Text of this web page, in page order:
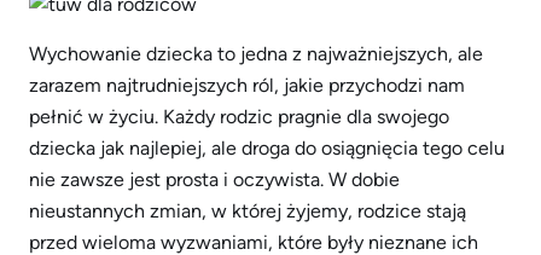
Wychowanie dziecka to jedna z najważniejszych, ale
zarazem najtrudniejszych ról, jakie przychodzi nam
pełnić w życiu. Każdy rodzic pragnie dla swojego
dziecka jak najlepiej, ale droga do osiągnięcia tego celu
nie zawsze jest prosta i oczywista. W dobie
nieustannych zmian, w której żyjemy, rodzice stają
przed wieloma wyzwaniami, które były nieznane ich